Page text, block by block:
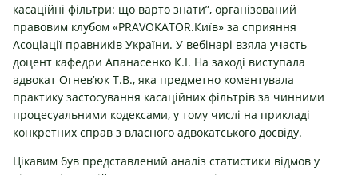
касаційні фільтри: що варто знати”, організований
правовим клубом «PRAVOKATOR.Київ» за сприяння
Асоціації правників України. У вебінарі взяла участь
доцент кафедри Апанасенко К.І. На заході виступала
адвокат Огнев’юк Т.В., яка предметно коментувала
практику застосування касаційних фільтрів за чинними
процесуальними кодексами, у тому числі на прикладі
конкретних справ з власного адвокатського досвіду.
Цікавим був представлений аналіз статистики відмов у